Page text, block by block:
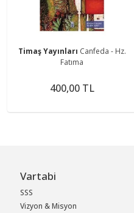
Timaş Yayınları Canfeda - Hz.
Fatıma
400,00 TL
Vartabi
SSS
Vizyon & Misyon